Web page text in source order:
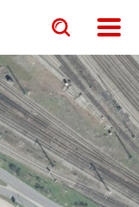
Toggle
search
input
form
Toggle
search
input